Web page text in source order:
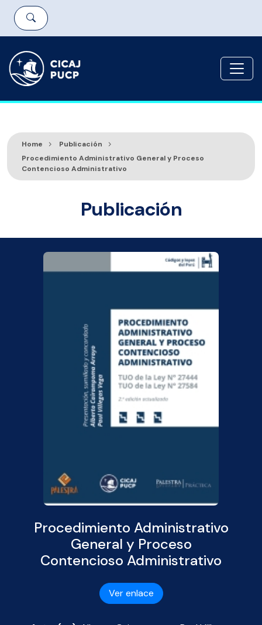
Home
Publicación
Procedimiento Administrativo General y Proceso
Contencioso Administrativo
Publicación
Procedimiento Administrativo
General y Proceso
Contencioso Administrativo
Ver enlace